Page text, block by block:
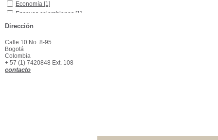
Economía
Economía [1]
Ensayos colombianos
Ensayos colombianos [1]
Quindio (Armenia) -Historia
Quindio (Armenia) -
Historia
Quindío (Colombia) -Historia
Quindío (Colombia) -
Historia[1]
Risaralda (Colombia)
Risaralda (Colombia)
Dirección
Calle 10 No. 8-95
Bogotá
Colombia
+ 57 (1) 7420848 Ext. 108
contacto